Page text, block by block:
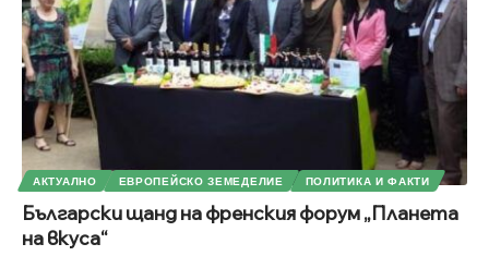
АКТУАЛНО ЕВРОПЕЙСКО ЗЕМЕДЕЛИЕ ПОЛИТИКА И ФАКТИ
Български щанд на френския форум „Планета
на вкуса“